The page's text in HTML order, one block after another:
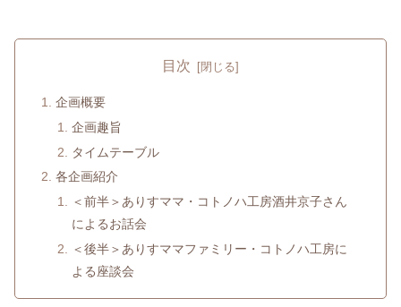
目次
企画概要
企画趣旨
タイムテーブル
各企画紹介
＜前半＞ありすママ・コトノハ工房酒井京子さん
によるお話会
＜後半＞ありすママファミリー・コトノハ工房に
よる座談会